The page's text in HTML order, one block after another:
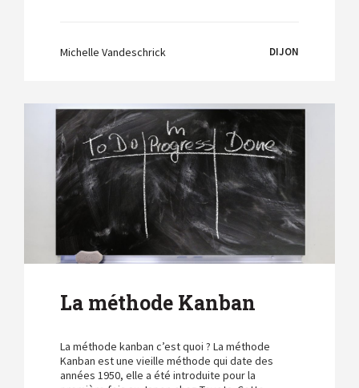
Michelle Vandeschrick DIJON
La méthode Kanban
La méthode kanban c’est quoi ? La méthode
Kanban est une vieille méthode qui date des
années 1950, elle a été introduite pour la